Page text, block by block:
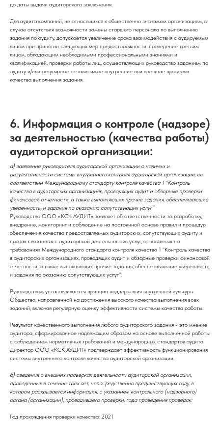
до даты выдачи аудиторского заключения.
Для аудита компаний, не относящихся к общественно значимым организациям, в
случае отсутствия возможности замены старшего персонала по выполнению
задания по аудиту, допускается увеличение срока взаимодействия с аудируемым
лицом при принятии следующих мер предосторожности: проведение третьим
лицом, обладающим необходимыми профессиональными знаниями и
квалификацией, проверки работы лиц, осуществляющих руководство заданием по
аудиту и/или регулярные независимые внутренние или внешние проверки
качества выполнения задания.
6. Информация о контроле (надзоре)
за деятельностью (качества работы)
аудиторской организации:
а) заявление руководителя аудиторской организации о наличии и
результативности системы внутреннего контроля аудиторской организации, ее
соответствии Международному стандарту контроля качества 1 "Контроль
качества в аудиторских организациях, проводящих аудит и обзорные проверки
финансовой отчетности, а также выполняющих прочие задания, обеспечивающие
уверенность, и задания по оказанию сопутствующих услуг"
Руководство ООО «КСК АУДИТ» заявляет об ответственности за разработку,
внедрение, мониторинг и соблюдение на постоянной основе правил и процедур
обеспечения качества предоставляемых аудиторских, сопутствующих аудиту и
прочих связанных с аудиторской деятельностью услуг, основанных на
требованиях Международного стандарта контроля качества 1 "Контроль качества
в аудиторских организациях, проводящих аудит и обзорные проверки финансовой
отчетности, а также выполняющих прочие задания, обеспечивающие уверенность,
и задания по оказанию сопутствующих услуг".
Руководством устанавливается принцип поддержания внутренней культуры
Общества, направленной на достижения высокого качества выполнения всех
заданий, включая регулярную оценку эффективности системы качества работы.
Результат качественного выполнения любого аудиторского задания - это мнение
аудитора, сформированное надлежащим образом на основе выполненной работы
с соблюдением нормативных требований и международных стандартов аудита.
Директор ООО «КСК АУДИТ» подтверждает эффективность функционирования
системы внутреннего контроля качества аудиторской организации.
б) сведения о внешних проверках деятельности аудиторской организации,
проведенных в течение трех лет, непосредственно предшествующих году, в
котором раскрывается информация, с указанием контрольного (надзорного)
органа (организации), проводившего проверки, года проведения проверок:
Год прохождения проверки качества: 2021